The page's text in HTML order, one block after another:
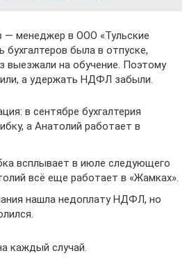
— менеджер в ООО «Тульские
была в отпуске,
выезжали на обучение. Поэтому
а удержать НДФЛ забыли.
в сентябре бухгалтерия
а Анатолий работает в
всплывает в июле следующего
всё еще работает в «Жамках».
нашла недоплату НДФЛ, но
каждый случай.